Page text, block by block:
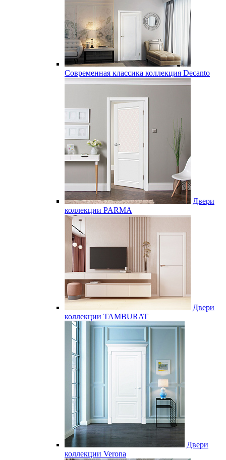
Современная классика коллекция Decanto
Двери
коллекции PARMA
Двери
коллекции TAMBURAT
Двери
коллекции Verona